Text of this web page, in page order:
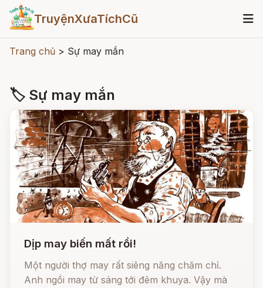
TruyệnXưaTíchCũ
Trang chủ > Sự may mắn
🏷 Sự may mắn
Dịp may biến mất rồi!
Một người thợ may rất siêng năng chăm chỉ.
Anh ngồi may từ sáng tới đêm khuya. Vậy mà